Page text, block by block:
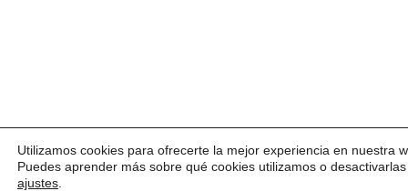
Utilizamos cookies para ofrecerte la mejor experiencia en nuestra
Puedes aprender más sobre qué cookies utilizamos o
ajustes